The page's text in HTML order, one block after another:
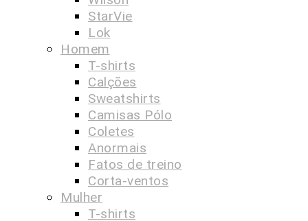
StarVie
Lok
Homem
T-shirts
Calções
Sweatshirts
Camisas Pólo
Coletes
Anormais
Fatos de treino
Corta-ventos
Mulher
T-shirts